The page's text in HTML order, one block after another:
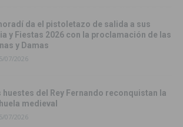
da el pistoletazo de salida a sus
y Fiestas 2026 con la proclamación de las
y Damas
07/2026
huestes del Rey Fernando reconquistan la
medieval
07/2026